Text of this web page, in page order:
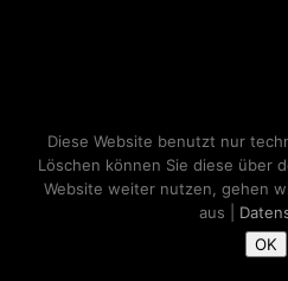
Diese Website benutzt nur
Löschen können Sie diese über
Website weiter nutzen, gehen
aus |
OK